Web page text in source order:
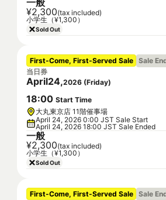
一般
¥2,300(tax included)
小学生（¥1,300）
Sold Out
First-Come, First-Served Sale Sale
当日券
April24,2026 (Friday)
18:00 Start Time
大丸東京店 11階催事場
April 24, 2026 0:00 JST Sale Start
April 24, 2026 18:00 JST Sale Ended
一般
¥2,300(tax included)
小学生（¥1,300）
Sold Out
First-Come, First-Served Sale Sale